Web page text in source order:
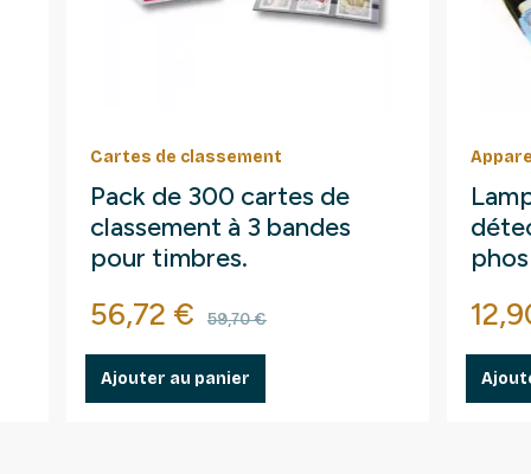
Cartes de classement
Pack de 300 cartes de
classement à 3 bandes
pour timbres.
Prix
56,72 € Prix de base
59,70 €
Ajouter au panier
Prix